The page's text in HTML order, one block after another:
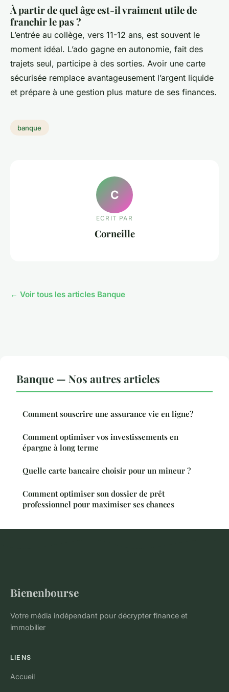
À partir de quel âge est-il vraiment utile de
franchir le pas ?
L’entrée au collège, vers 11-12 ans, est souvent le
moment idéal. L’ado gagne en autonomie, fait des
trajets seul, participe à des sorties. Avoir une carte
sécurisée remplace avantageusement l’argent liquide
et prépare à une gestion plus mature de ses finances.
banque
C
ECRIT PAR
Corneille
← Voir tous les articles Banque
Banque — Nos autres articles
Comment souscrire une assurance vie en ligne?
Comment optimiser vos investissements en
épargne à long terme
Quelle carte bancaire choisir pour un mineur ?
Comment optimiser son dossier de prêt
professionnel pour maximiser ses chances
Bienenbourse
Votre média indépendant pour décrypter finance et
immobilier
LIENS
Accueil